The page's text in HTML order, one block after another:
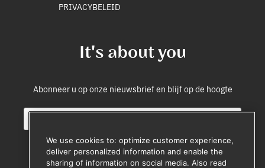
It's about you
Abonneer u op onze nieuwsbrief en blijf op de hoogte
ES
PRIVACYBELEID
We use cookies to: optimize customer experience,
deliver personalized information and enable the
sharing of information on social media. Also read